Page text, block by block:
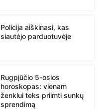
Policija aiškinasi, kas
siautėjo parduotuvėje
Rugpjūčio 5-osios
horoskopas: vienam
ženklui teks priimti sunkų
sprendimą